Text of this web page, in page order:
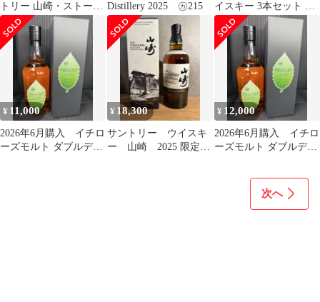
トリー 山崎・ストーリ
ーオブザディスティラ
リー2025 1本
Distillery 2025 ㋕215
イスキー 3本セット 山
崎 白州 響 2026 未開
封①
¥ 11,000
2026年6月購入 イチロ
ーズモルト ダブルディ
¥ 18,300
サントリー ウイスキ
ー 山崎 2025 限定
¥ 12,000
2026年6月購入 イチロ
ーズモルト ダブルディ
次へ